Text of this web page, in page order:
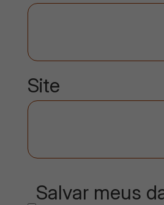
Site
Salvar meus